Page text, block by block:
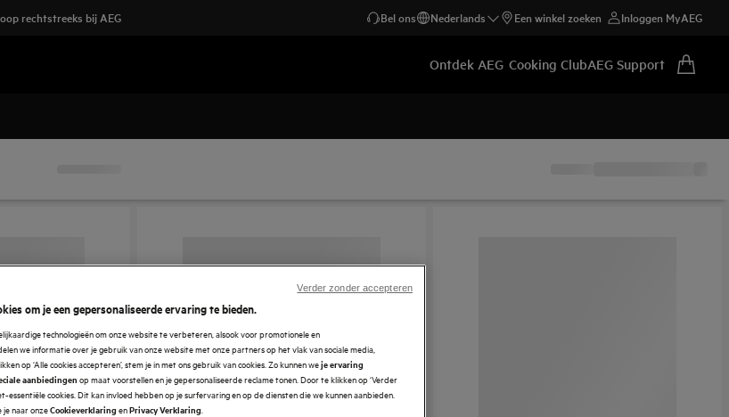
rechtstreeks bij AEG Bel ons Nederlands Een winkel zoeken Inloggen MyAEG
Ontdek AEG Cooking ClubAEG Support
om je een gepersonaliseerde ervaring te bieden.
technologieën om onze website te verbeteren, alsook voor promotionele en
we informatie over je gebruik van onze website met onze partners op het vlak van sociale media,
op ‘Alle cookies accepteren’, stem je in met ons gebruik van cookies. Zo kunnen weje ervaring
aanbiedingenop maat voorstellen en je gepersonaliseerde reclame tonen. Door te klikken op ‘Verder
essentiële cookies. Dit kan invloed hebben op je surfervaring en op de diensten die we kunnen aanbieden.
naar onzeCookieverklaring enPrivacy Verklaring
Verder zonder accepteren